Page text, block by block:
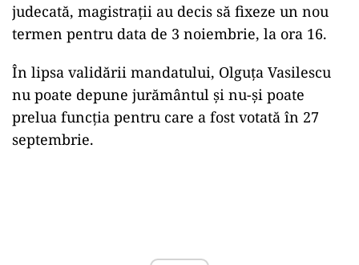
judecată, magistrații au decis să fixeze un nou
termen pentru data de 3 noiembrie, la ora 16.
În lipsa validării mandatului, Olguța Vasilescu
nu poate depune jurământul și nu-și poate
prelua funcția pentru care a fost votată în 27
septembrie.